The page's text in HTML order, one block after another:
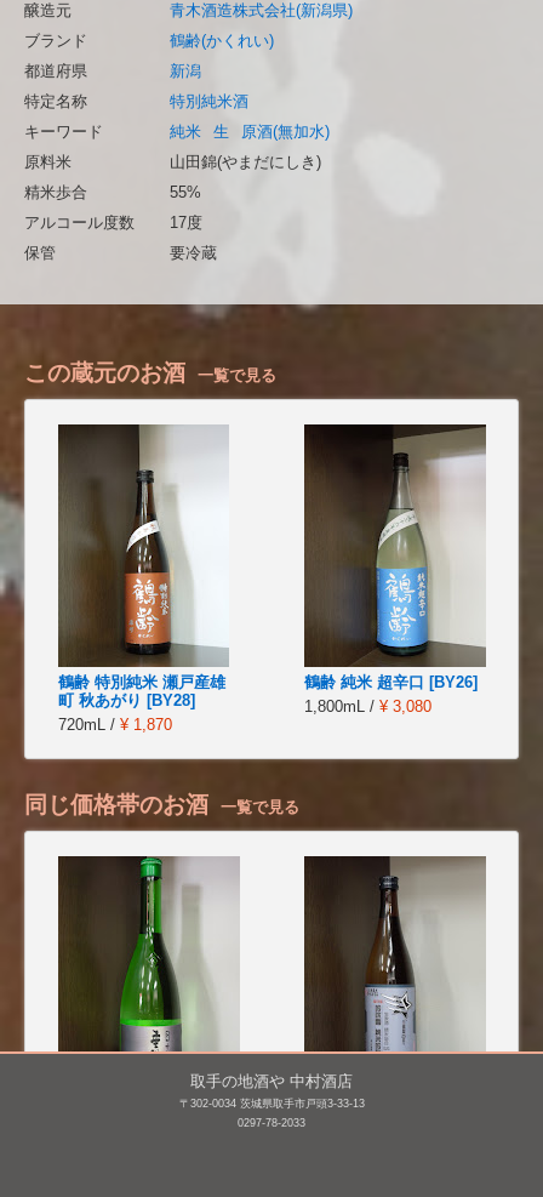
醸造元
青木酒造株式会社(新潟県)
ブランド
鶴齢(かくれい)
都道府県
新潟
特定名称
特別純米酒
キーワード
純米 生
原酒(無加水)
原料米
山田錦(やまだにしき)
精米歩合
55%
アルコール度数
17度
保管
要冷蔵
この蔵元のお酒 一覧で見る
鶴齢 特別純米 瀬戸産雄
町 秋あがり [BY28]
720mL / ¥ 1,870
鶴齢 純米 超辛口 [BY26]
1,800mL / ¥ 3,080
同じ価格帯のお酒 一覧で見る
黒龍 吟醸 垂れ口 [BY26]
三連星 純米吟醸 無濾過
生原酒 番外編 吟吹雪
取手の地酒や 中村酒店
〒302-0034 茨城県取手市戸頭3-33-13
0297-78-2033